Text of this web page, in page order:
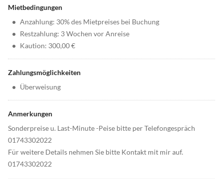
Mietbedingungen
• Anzahlung: 30% des Mietpreises bei Buchung
• Restzahlung: 3 Wochen vor Anreise
• Kaution: 300,00 €
Zahlungsmöglichkeiten
• Überweisung
Anmerkungen
Sonderpreise u. Last-Minute -Peise bitte per Telefongespräch
01743302022
Für weitere Details nehmen Sie bitte Kontakt mit mir auf.
01743302022